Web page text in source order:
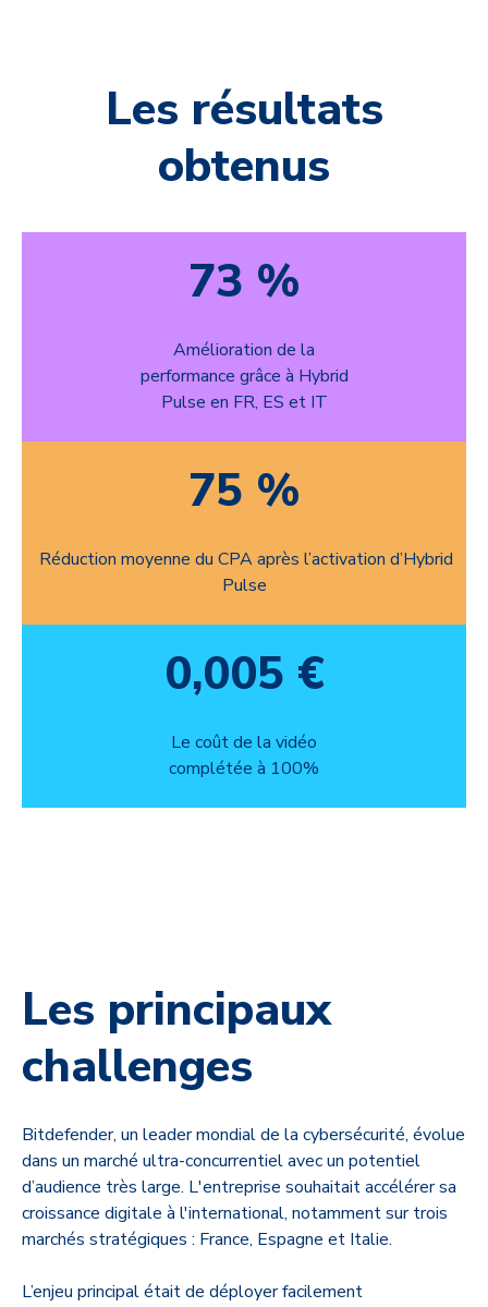
Les résultats
obtenus
73 %
Amélioration de la
performance grâce à Hybrid
Pulse en FR, ES et IT
75 %
Réduction moyenne du CPA après l’activation d’Hybrid
Pulse
0,005 €
Le coût de la vidéo
complétée à 100%
Les principaux
challenges
Bitdefender, un leader mondial de la cybersécurité, évolue
dans un marché ultra-concurrentiel avec un potentiel
d’audience très large. L'entreprise souhaitait accélérer sa
croissance digitale à l'international, notamment sur trois
marchés stratégiques : France, Espagne et Italie.
L’enjeu principal était de déployer facilement